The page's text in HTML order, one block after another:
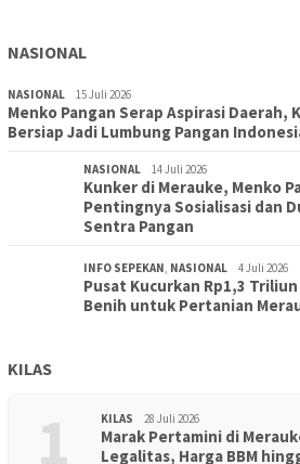
NASIONAL
NASIONAL 15 Juli 2026
Menko Pangan Serap Aspirasi Daerah,
Bersiap Jadi Lumbung Pangan
NASIONAL 14 Juli 2026
Kunker di Merauke, Menko
Pentingnya Sosialisasi dan
Sentra Pangan
INFO SEPEKAN, NASIONAL 4 Juli 2026
Pusat Kucurkan Rp1,3
Benih untuk Pertanian
KILAS
1 KILAS 28 Juli 2026
Marak Pertamini di
Legalitas, Harga BBM